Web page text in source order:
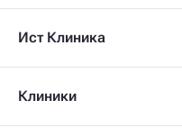
Дерматовенеролог
Детский вертебролог
Ист Клиника
Клиники